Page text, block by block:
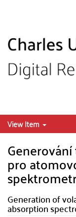
View Item
pro
Generation of
absorption